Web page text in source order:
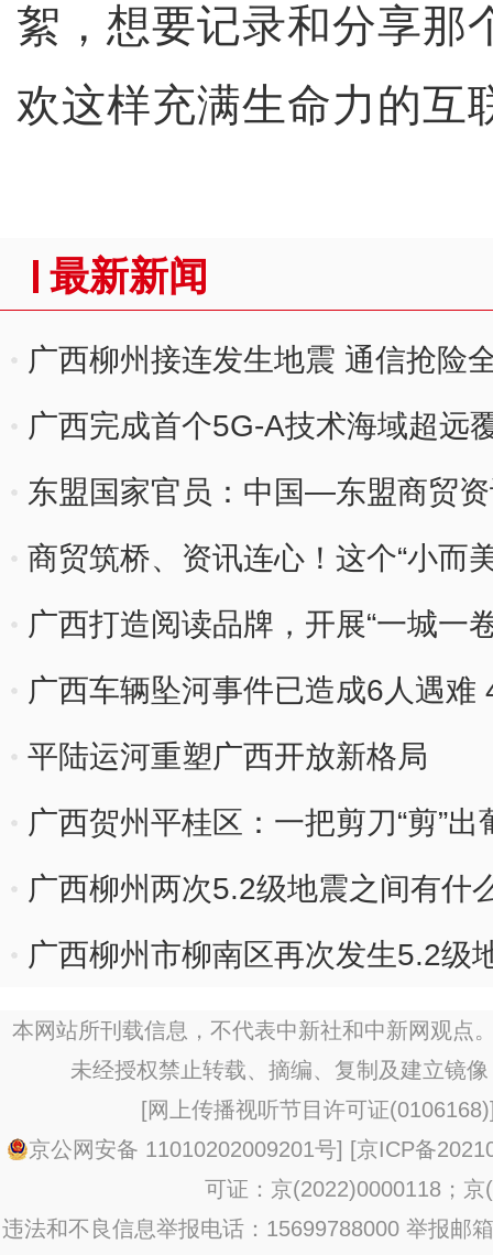
絮，想要记录和分享那
欢这样充满生命力的互
最新新闻
广西柳州接连发生地震 通信抢险
广西完成首个5G-A技术海域超远
东盟国家官员：中国—东盟商贸
商贸筑桥、资讯连心！这个“小而
盟？
广西打造阅读品牌，开展“一城一
广西车辆坠河事件已造成6人遇难
平陆运河重塑广西开放新格局
广西贺州平桂区：一把剪刀“剪”出
广西柳州两次5.2级地震之间有什
广西柳州市柳南区再次发生5.2级
本网站所刊载信息，不代表中新社和中新网观点
未经授权禁止转载、摘编、复制及建立镜
[网上传播视听节目许可证(0106168)
京公网安备 11010202009201号] [京ICP备
可证：京(2022)0000118；京
违法和不良信息举报电话：15699788000 举报邮